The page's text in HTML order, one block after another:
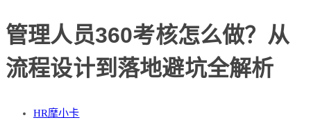
管理人员360考核怎么做？从
流程设计到落地避坑全解析
HR摩小卡